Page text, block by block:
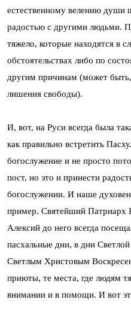
естественному велению души
радостью с другими людьми.
тяжело, которые находятся в
обстоятельствах либо по
другим причинам (может
лишения свободы).
И, вот, на Руси всегда была
как правильно встретить
богослужение и не просто
пост, но это и принести
богослужении. И наше
пример. Святейший Патриарх
Алексий до него всегда
пасхальные дни, в дни
Светлым Христовым
приюты, те места, где людям
внимании и в помощи. И вот